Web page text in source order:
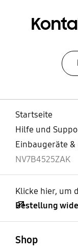
Startseite
Hilfe und
Einbaugeräte
NV7B4525ZAK
Klicke hier, um
Bestellung
Shop